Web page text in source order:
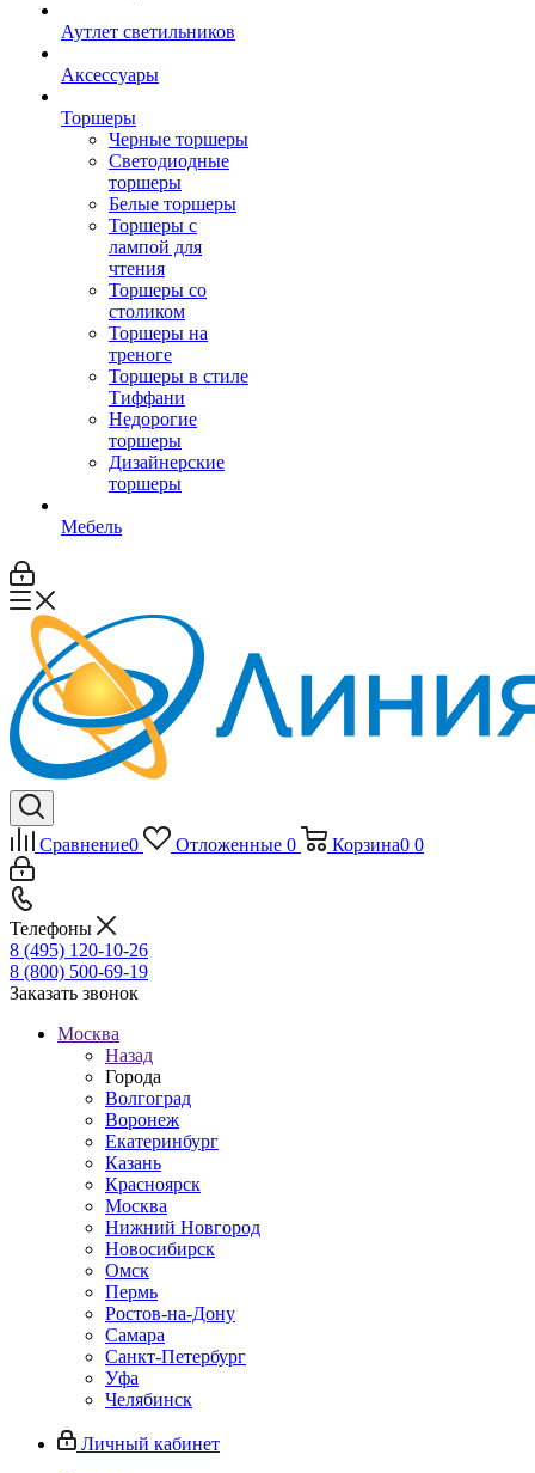
Аутлет светильников
Аксессуары
Торшеры
Черные торшеры
Светодиодные
торшеры
Белые торшеры
Торшеры с
лампой для
чтения
Торшеры со
столиком
Торшеры на
треноге
Торшеры в стиле
Тиффани
Недорогие
торшеры
Дизайнерские
торшеры
Мебель
Сравнение0 Отложенные 0 Корзина0 0
Телефоны
8 (495) 120-10-26
8 (800) 500-69-19
Заказать звонок
Москва
Назад
Города
Волгоград
Воронеж
Екатеринбург
Казань
Красноярск
Москва
Нижний Новгород
Новосибирск
Омск
Пермь
Ростов-на-Дону
Самара
Санкт-Петербург
Уфа
Челябинск
Личный кабинет